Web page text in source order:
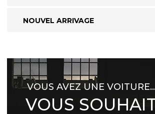
NOUVEL ARRIVAGE
VOUS AVEZ UNE
VOUS